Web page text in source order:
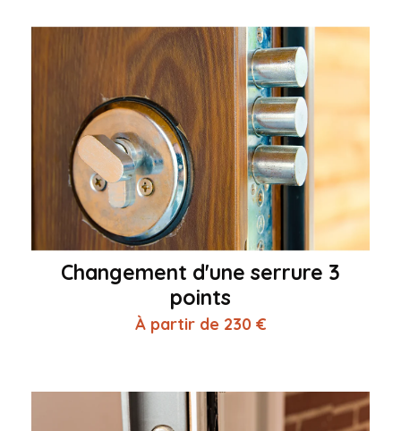
Changement d'une serrure 3
points
À partir de 230 €